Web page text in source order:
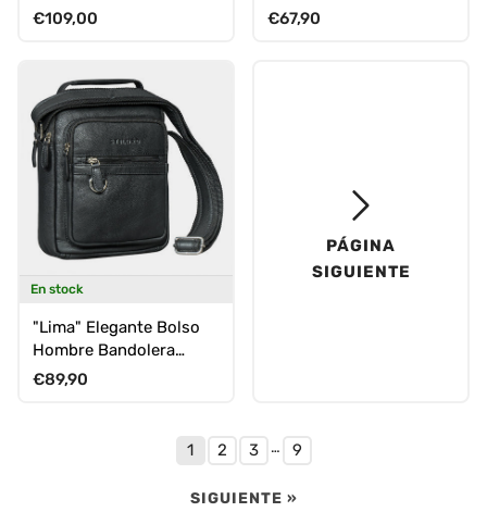
Cruzado 13 3 Pulgadas
Precio normal
€109,00
Precio normal
€67,90
En stock
"Lima" Elegante Bolso
Hombre Bandolera
Pequeño de Piel para
Precio normal
€89,90
PÁGINA
SIGUIENTE
1 2 3 … 9
SIGUIENTE »